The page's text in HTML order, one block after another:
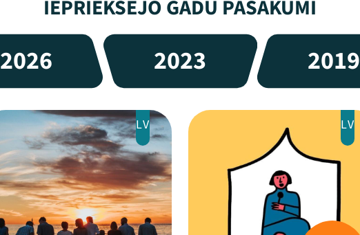
IEPRIEKŠĒJO GADU PASĀKUMI
2026 2023 2019
LV LV